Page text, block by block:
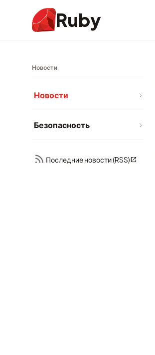
Ruby
Новости
Новости
Безопасность
Последние новости (RSS)